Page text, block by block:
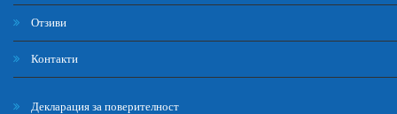
Отзиви
Контакти
Декларация за поверителност